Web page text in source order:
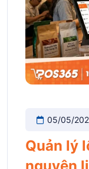
05/05/
Quản lý